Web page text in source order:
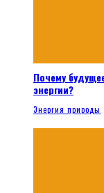
Почему
энергии?
Энергия природы